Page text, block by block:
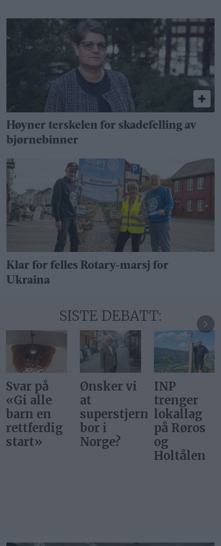
Høyner terskelen for skadefelling av
bjørnebinner
Klar for felles Rotary-marsj for
Ukraina
SISTE DEBATT:
Ønsker vi
at
superstjerner
bor i
Norge?
INP
trenger
lokallag
på Røros
og
Gi alle
barn en
rettferdig
start